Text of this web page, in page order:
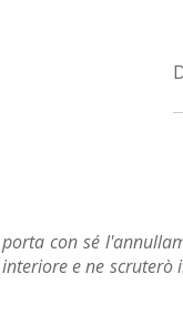
con sé
e ne